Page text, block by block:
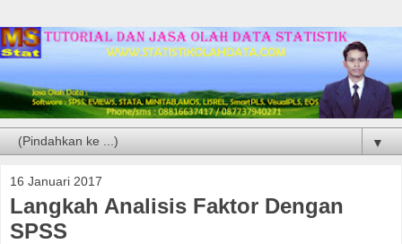
▼
16 Januari 2017
Langkah Analisis Faktor Dengan
SPSS